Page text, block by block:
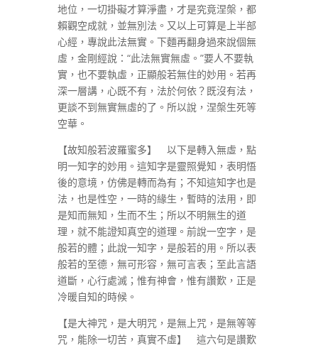
地位，一切掛礙才算淨盡，才是究竟涅槃，都
賴觀空成就，並無別法。又以上可算是上半部
心經，專說此法無實。下麵再翻身過來說個無
虛，金剛經說：“此法無實無虛。”要人不要執
實，也不要執虛，正顯般若無住的妙用。若再
深一層講，心既不有，法於何依？既沒有法，
更談不到無實無虛的了。所以說，涅槃生死等
空華。
【故知般若波羅蜜多】 以下是轉入無虛，點
明一知字的妙用。這知字是靈照覺知，表明悟
後的意境，仿佛是轉而為有；不知這知字也是
法，也是性空，一時的緣生，暫時的法用，即
是知而無知，生而不生；所以不明無生的道
理，就不能證知真空的道理。前說一空字，是
般若的體；此說一知字，是般若的用。所以表
般若的至德，無可形容，無可言表；至此言語
道斷，心行處滅；惟有神會，惟有讚歎，正是
冷暖自知的時候。
【是大神咒，是大明咒，是無上咒，是無等等
咒，能除一切苦，真實不虛】 這六句是讚歎